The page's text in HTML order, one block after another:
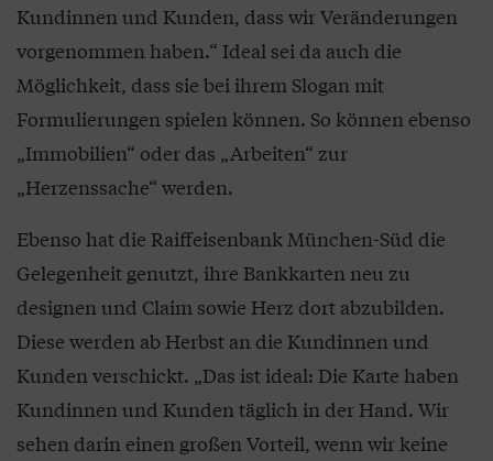
Kundinnen und Kunden, dass wir Veränderungen
vorgenommen haben.“ Ideal sei da auch die
Möglichkeit, dass sie bei ihrem Slogan mit
Formulierungen spielen können. So können ebenso
„Immobilien“ oder das „Arbeiten“ zur
„Herzenssache“ werden.
Ebenso hat die Raiffeisenbank München-Süd die
Gelegenheit genutzt, ihre Bankkarten neu zu
designen und Claim sowie Herz dort abzubilden.
Diese werden ab Herbst an die Kundinnen und
Kunden verschickt. „Das ist ideal: Die Karte haben
Kundinnen und Kunden täglich in der Hand. Wir
sehen darin einen großen Vorteil, wenn wir keine